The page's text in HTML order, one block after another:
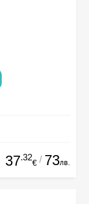
37.32
€ / 73лв.